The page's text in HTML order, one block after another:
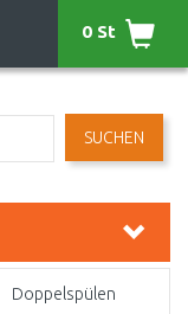
SUCHEN
0 St
Doppelspülen